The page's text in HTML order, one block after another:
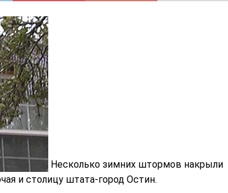
Несколько зимних штормов накрыли
и столицу штата-город Остин.